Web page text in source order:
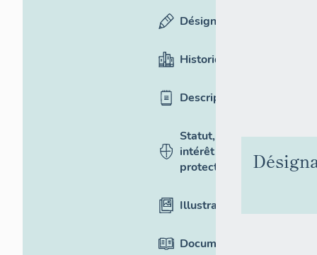
Désignation
Historique
Description
Statut,
intérêt et
protection
Illustrations
Documentation